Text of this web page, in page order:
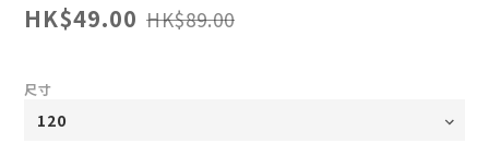
HK$49.00 HK$89.00
尺寸